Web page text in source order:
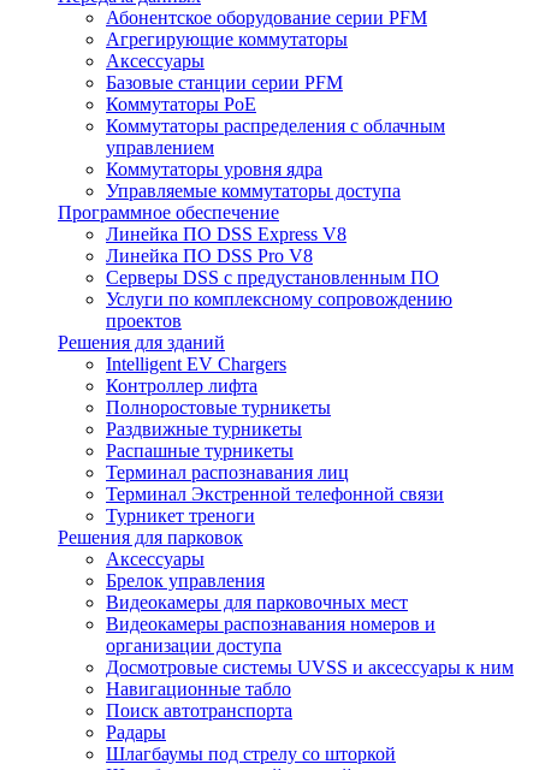
Абонентское оборудование серии PFM
Агрегирующие коммутаторы
Аксессуары
Базовые станции серии PFM
Коммутаторы PoE
Коммутаторы распределения с облачным
управлением
Коммутаторы уровня ядра
Управляемые коммутаторы доступа
Программное обеспечение
Линейка ПО DSS Express V8
Линейка ПО DSS Pro V8
Серверы DSS с предустановленным ПО
Услуги по комплексному сопровождению
проектов
Решения для зданий
Intelligent EV Chargers
Контроллер лифта
Полноростовые турникеты
Раздвижные турникеты
Распашные турникеты
Терминал распознавания лиц
Терминал Экстренной телефонной связи
Турникет треноги
Решения для парковок
Аксессуары
Брелок управления
Видеокамеры для парковочных мест
Видеокамеры распознавания номеров и
организации доступа
Досмотровые системы UVSS и аксессуары к ним
Навигационные табло
Поиск автотранспорта
Радары
Шлагбаумы под стрелу со шторкой